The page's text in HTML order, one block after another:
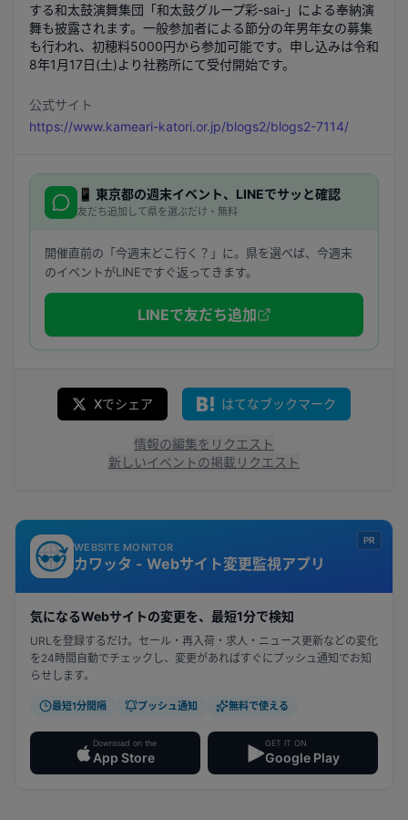
する和太鼓演舞集団「和太鼓グループ彩-sai-」による奉納演
舞も披露されます。一般参加者による節分の年男年女の募集
も行われ、初穂料5000円から参加可能です。申し込みは令和
8年1月17日(土)より社務所にて受付開始です。
公式サイト
https://www.kameari-katori.or.jp/blogs2/blogs2-7114/
📱 東京都の週末イベント、LINEでサッと確認
友だち追加して県を選ぶだけ・無料
開催直前の「今週末どこ行く？」に。県を選べば、今週末
のイベントがLINEですぐ返ってきます。
LINEで友だち追加
Xでシェア はてなブックマーク
情報の編集をリクエスト
新しいイベントの掲載リクエスト
PR
WEBSITE MONITOR
カワッタ - Webサイト変更監視アプリ
気になるWebサイトの変更を、最短1分で検知
URLを登録するだけ。セール・再入荷・求人・ニュース更新などの変化
を24時間自動でチェックし、変更があればすぐにプッシュ通知でお知
らせします。
最短1分間隔 プッシュ通知 無料で使える
Download on the
App Store
GET IT ON
Google Play